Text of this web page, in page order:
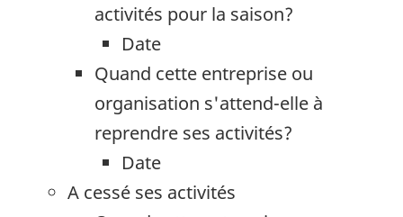
activités pour la saison?
Date
Quand cette entreprise ou
organisation s'attend-elle à
reprendre ses activités?
Date
A cessé ses activités